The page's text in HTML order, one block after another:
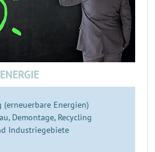
Energien)
Demontage, Recycling
Industriegebiete